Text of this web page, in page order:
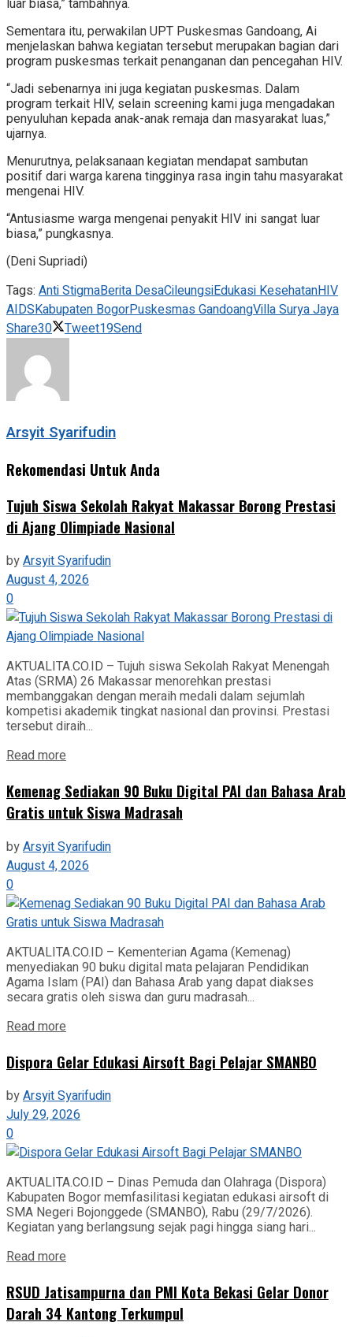
luar biasa,” tambahnya.
Sementara itu, perwakilan UPT Puskesmas Gandoang, Ai
menjelaskan bahwa kegiatan tersebut merupakan bagian dari
program puskesmas terkait penanganan dan pencegahan HIV.
“Jadi sebenarnya ini juga kegiatan puskesmas. Dalam
program terkait HIV, selain screening kami juga mengadakan
penyuluhan kepada anak-anak remaja dan masyarakat luas,”
ujarnya.
Menurutnya, pelaksanaan kegiatan mendapat sambutan
positif dari warga karena tingginya rasa ingin tahu masyarakat
mengenai HIV.
“Antusiasme warga mengenai penyakit HIV ini sangat luar
biasa,” pungkasnya.
(Deni Supriadi)
Tags: Anti StigmaBerita DesaCileungsiEdukasi KesehatanHIV
AIDSKabupaten BogorPuskesmas GandoangVilla Surya Jaya
Share30 Tweet19Send
Arsyit Syarifudin
Rekomendasi Untuk Anda
Tujuh Siswa Sekolah Rakyat Makassar Borong Prestasi
di Ajang Olimpiade Nasional
byArsyit Syarifudin
August 4, 2026
0
AKTUALITA.CO.ID – Tujuh siswa Sekolah Rakyat Menengah
Atas (SRMA) 26 Makassar menorehkan prestasi
membanggakan dengan meraih medali dalam sejumlah
kompetisi akademik tingkat nasional dan provinsi. Prestasi
tersebut diraih...
Read more
Kemenag Sediakan 90 Buku Digital PAI dan Bahasa Arab
Gratis untuk Siswa Madrasah
byArsyit Syarifudin
August 4, 2026
0
AKTUALITA.CO.ID – Kementerian Agama (Kemenag)
menyediakan 90 buku digital mata pelajaran Pendidikan
Agama Islam (PAI) dan Bahasa Arab yang dapat diakses
secara gratis oleh siswa dan guru madrasah...
Read more
‎Dispora Gelar Edukasi Airsoft Bagi Pelajar SMANBO
byArsyit Syarifudin
July 29, 2026
0
AKTUALITA.CO.ID – Dinas Pemuda dan Olahraga (Dispora)
Kabupaten Bogor memfasilitasi kegiatan edukasi airsoft di
SMA Negeri Bojonggede (SMANBO), Rabu (29/7/2026).
Kegiatan yang berlangsung sejak pagi hingga siang hari...
Read more
RSUD Jatisampurna dan PMI Kota Bekasi Gelar Donor
Darah 34 Kantong Terkumpul